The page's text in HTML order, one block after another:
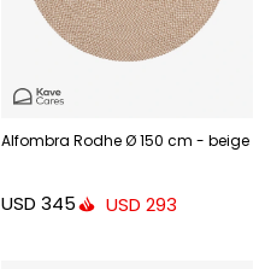
Alfombra Rodhe Ø 150 cm - beige
USD 345 USD 293